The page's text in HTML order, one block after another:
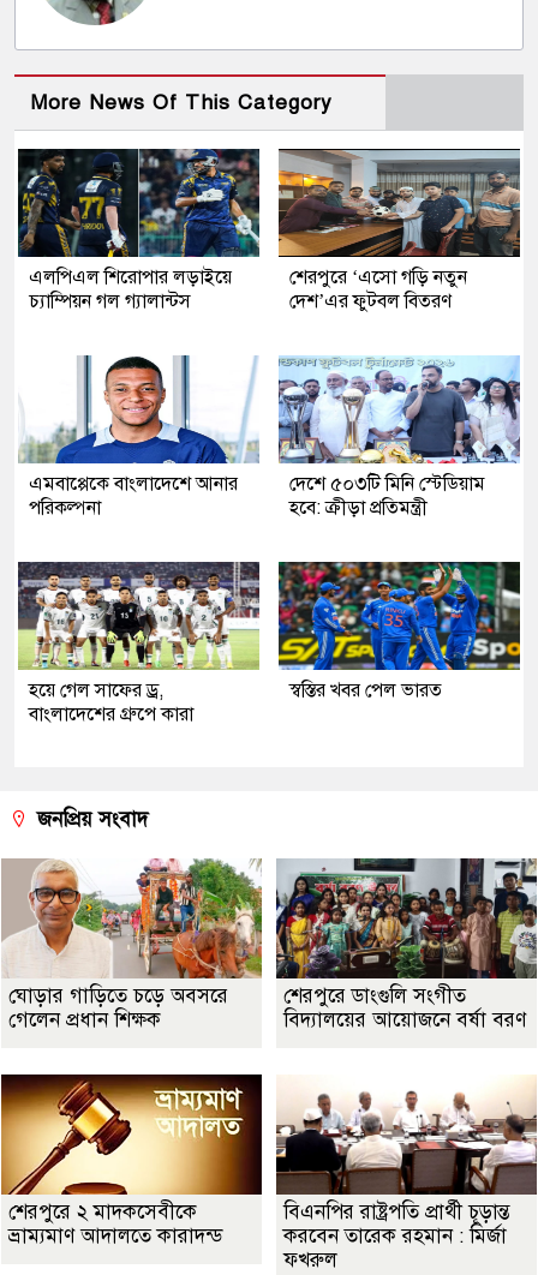
More News Of This Category
এলপিএল শিরোপার লড়াইয়ে
চ্যাম্পিয়ন গল গ্যালান্টস
শেরপুরে ‘এসো গড়ি নতুন
দেশ’এর ফুটবল বিতরণ
এমবাপ্পেকে বাংলাদেশে আনার
পরিকল্পনা
দেশে ৫০৩টি মিনি স্টেডিয়াম
হবে: ক্রীড়া প্রতিমন্ত্রী
হয়ে গেল সাফের ড্র,
বাংলাদেশের গ্রুপে কারা
স্বস্তির খবর পেল ভারত
জনপ্রিয় সংবাদ
ঘোড়ার গাড়িতে চড়ে অবসরে
গেলেন প্রধান শিক্ষক
শেরপুরে ডাংগুলি সংগীত
বিদ্যালয়ের আয়োজনে বর্ষা বরণ
শেরপুরে ২ মাদকসেবীকে
ভ্রাম্যমাণ আদালতে কারাদন্ড
বিএনপির রাষ্ট্রপতি প্রার্থী চূড়ান্ত
করবেন তারেক রহমান : মির্জা
ফখরুল